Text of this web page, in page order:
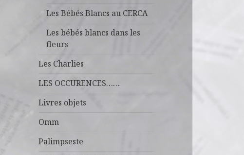
Les Bébés Blancs au CERCA
Les bébés blancs dans les
fleurs
Les Charlies
LES OCCURENCES……
Livres objets
Omm
Palimpseste